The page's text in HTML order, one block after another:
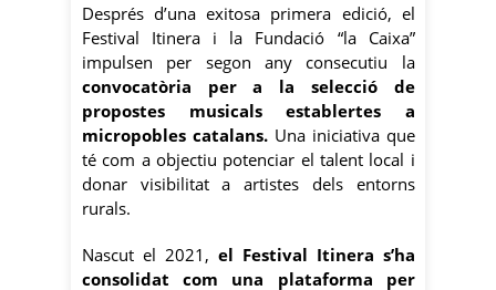
Després d’una exitosa primera edició, el
Festival Itinera i la Fundació “la Caixa”
impulsen per segon any consecutiu la
convocatòria per a la selecció de
propostes musicals establertes a
micropobles catalans. Una iniciativa que
té com a objectiu potenciar el talent local i
donar visibilitat a artistes dels entorns
rurals.
Nascut el 2021, el Festival Itinera s’ha
consolidat com una plataforma per